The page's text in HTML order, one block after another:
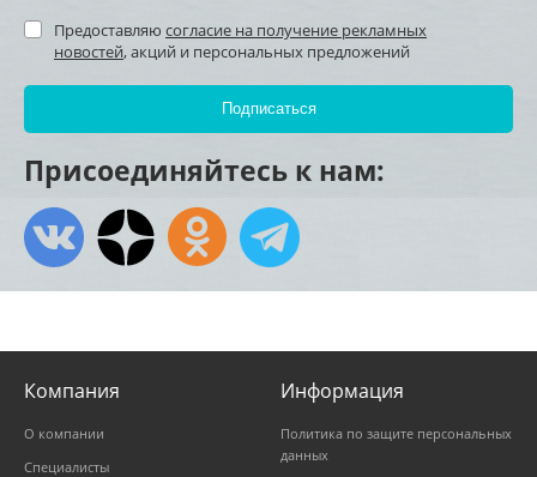
Предоставляю согласие на получение рекламных
новостей, акций и персональных предложений
Присоединяйтесь к нам:
Компания
О компании
Специалисты
Информация
Политика по защите персональных
данных